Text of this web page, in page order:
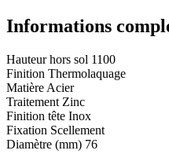
Informations
Hauteur hors sol 1100
Finition Thermolaquage
Matière Acier
Traitement Zinc
Finition tête Inox
Fixation Scellement
Diamètre (mm) 76